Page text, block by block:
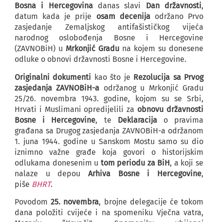
Bosna i Hercegovinadanas slavi Dan državnosti,
datum kada je prije osam decenijaodržano Prvo
zasjedanje Zemaljskog antifašističkog vijeća
narodnog oslobođenja Bosne i Hercegovine
(ZAVNOBiH) u Mrkonjić Gradu na kojem su donesene
odluke o obnovi državnosti Bosne i Hercegovine.
Originalni dokumenti kao što je Rezolucija sa Prvog
zasjedanja ZAVNOBiH-a održanog u Mrkonjić Gradu
25/26. novembra 1943. godine, kojom su se Srbi,
Hrvati i Muslimani opredijelili za obnovu državnosti
Bosne i Hercegovine, te Deklaracijao pravima
građana sa Drugog zasjedanja ZAVNOBiH-a održanom
1. juna 1944. godine u Sanskom Mostu samo su dio
iznimno važne građe koja govori o historijskim
odlukama donesenim u tom periodu za BiH, a koji se
nalaze u depou Arhiva Bosne i Hercegovine,
piše BHRT.
Povodom25. novembra, brojne delegacije će tokom
dana položiti cvijeće i na spomeniku Vječna vatra,